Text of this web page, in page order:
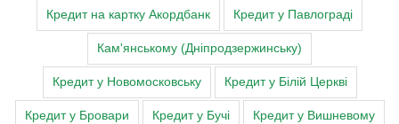
Кредит на картку Акордбанк Кредит у Павлограді
Кам'янському (Дніпродзержинську)
Кредит у Новомосковську Кредит у Білій Церкві
Кредит у Бровари Кредит у Бучі Кредит у Вишневому